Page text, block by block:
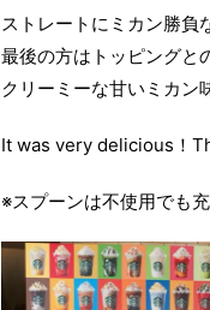
ストレートにミカン勝負
最後の方はトッピングと
クリーミーな甘いミカン
It was very delicious！
※スプーンは不使用でも